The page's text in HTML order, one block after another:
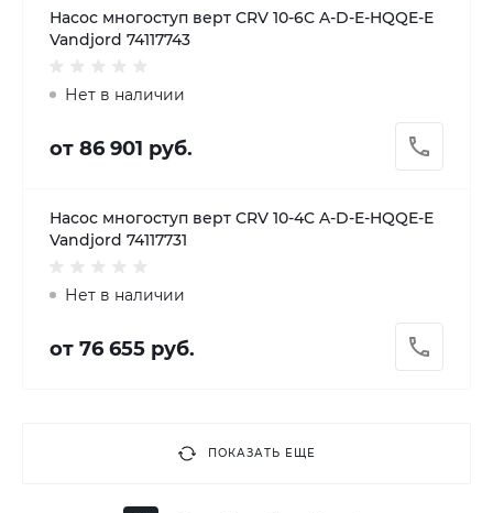
Насос многоступ верт CRV 10-6C A-D-E-HQQE-E
Vandjord 74117743
Нет в наличии
от 86 901 руб.
Насос многоступ верт CRV 10-4C A-D-E-HQQE-E
Vandjord 74117731
Нет в наличии
от 76 655 руб.
ПОКАЗАТЬ ЕЩЕ